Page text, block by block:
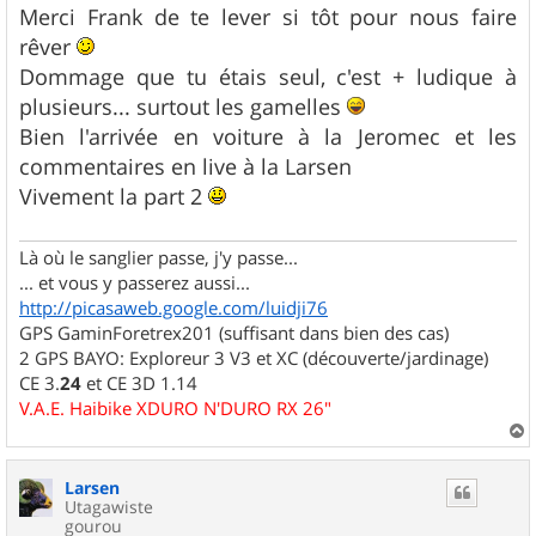
s
s
a
g
e
Merci Frank de te lever si tôt pour nous faire
rêver
Dommage que tu étais seul, c'est + ludique à
plusieurs... surtout les gamelles
Bien l'arrivée en voiture à la Jeromec et les
commentaires en live à la Larsen
Vivement la part 2
Là où le sanglier passe, j'y passe...
... et vous y passerez aussi...
http://picasaweb.google.com/luidji76
GPS GaminForetrex201 (suffisant dans bien des cas)
2 GPS BAYO: Exploreur 3 V3 et XC (découverte/jardinage)
CE 3.24 et CE 3D 1.14
V.A.E. Haibike XDURO N'DURO RX 26"
a
Larsen
Utagawiste
gourou